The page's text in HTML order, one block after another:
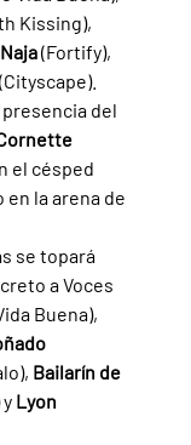
Kissing),
Naja (Fortify),
(Cityscape).
del
el césped
la arena de
se topará
a Voces
Buena),
Bailarín de
Lyon